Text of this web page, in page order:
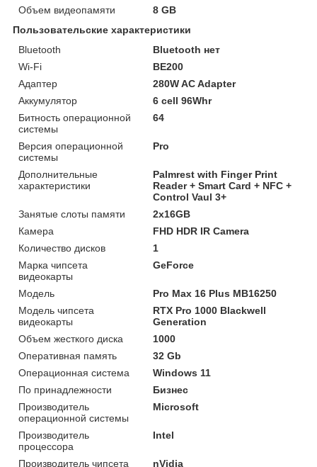
Объем видеопамяти
8 GB
Пользовательские характеристики
Bluetooth
Bluetooth нет
Wi-Fi
BE200
Адаптер
280W AC Adapter
Аккумулятор
6 cell 96Whr
Битность операционной
системы
64
Версия операционной
системы
Pro
Дополнительные
характеристики
Palmrest with Finger Print
Reader + Smart Card + NFC +
Control Vaul 3+
Занятые слоты памяти
2x16GB
Камера
FHD HDR IR Camera
Количество дисков
1
Марка чипсета
видеокарты
GeForce
Модель
Pro Max 16 Plus MB16250
Модель чипсета
видеокарты
RTX Pro 1000 Blackwell
Generation
Объем жесткого диска
1000
Оперативная память
32 Gb
Операционная система
Windows 11
По принадлежности
Бизнес
Производитель
операционной системы
Microsoft
Производитель
процессора
Intel
Производитель чипсета nVidia